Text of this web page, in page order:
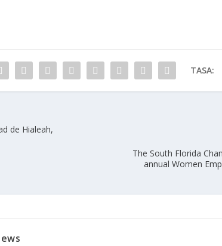
TASA:
de Hialeah,
The South Florida
annual Women